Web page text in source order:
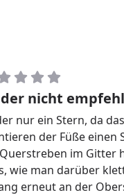
nicht
nur ein Stern, da
der Füße einen
im Gitter
wie man darüber
erneut an der